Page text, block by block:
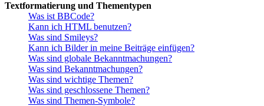
Textformatierung und Thementypen
Was ist BBCode?
Kann ich HTML benutzen?
Was sind Smileys?
Kann ich Bilder in meine Beiträge einfügen?
Was sind globale Bekanntmachungen?
Was sind Bekanntmachungen?
Was sind wichtige Themen?
Was sind geschlossene Themen?
Was sind Themen-Symbole?